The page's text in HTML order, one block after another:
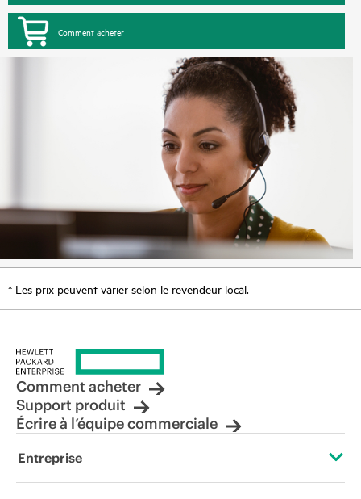
Comment acheter
* Les prix peuvent varier selon le revendeur local.
Comment acheter
Support produit
Écrire à l’équipe commerciale
Entreprise